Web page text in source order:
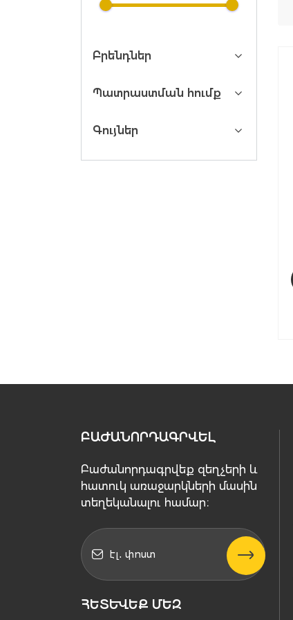
Բրենդներ
Պատրաստման հումք
Գույներ
ԲԱԺԱՆՈՐԴԱԳՐՎԵԼ
Բաժանորդագրվեք զեղչերի և
հատուկ առաջարկների մասին
տեղեկանալու համար։
ՀԵՏԵՒԵՔ ՄԵԶ